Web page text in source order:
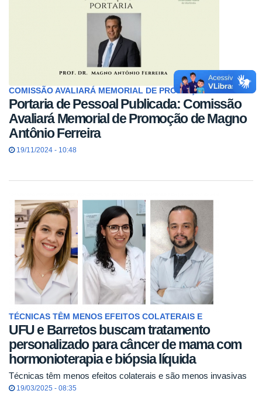
COMISSÃO AVALIARÁ MEMORIAL DE PROMOÇÃO
Portaria de Pessoal Publicada: Comissão
Avaliará Memorial de Promoção de Magno
Antônio Ferreira
19/11/2024 - 10:48
TÉCNICAS TÊM MENOS EFEITOS COLATERAIS E
UFU e Barretos buscam tratamento
personalizado para câncer de mama com
hormonioterapia e biópsia líquida
Técnicas têm menos efeitos colaterais e são menos invasivas
19/03/2025 - 08:35